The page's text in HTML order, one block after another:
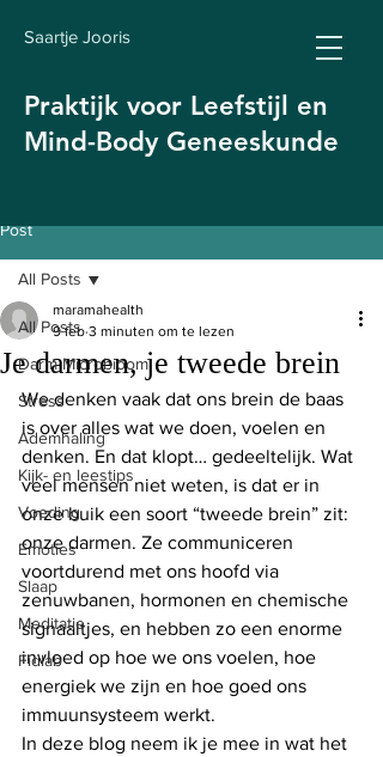
Saartje Jooris
Praktijk voor Leefstijl en
Mind-Body Geneeskunde
Post
All Posts
Darm Microbioom
Stress
Ademhaling
Kijk- en leestips
Voeding
Emoties
Slaap
Meditatie
Fidlab
All Posts
Je darmen, je tweede brein
maramahealth
9 feb 3 minuten om te lezen
We denken vaak dat ons brein de baas
is over alles wat we doen, voelen en
denken. En dat klopt… gedeeltelijk. Wat
veel mensen niet weten, is dat er in
onze buik een soort “tweede brein” zit:
onze darmen. Ze communiceren
voortdurend met ons hoofd via
zenuwbanen, hormonen en chemische
signaaltjes, en hebben zo een enorme
invloed op hoe we ons voelen, hoe
energiek we zijn en hoe goed ons
immuunsysteem werkt.
In deze blog neem ik je mee in wat het